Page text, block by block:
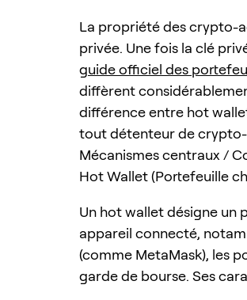
La propriété des crypto-
privée. Une fois la clé
guide officiel des
diffèrent
différence entre hot
tout détenteur de
Mécanismes centraux /
Hot Wallet (Portefeuille
Un hot wallet désigne un
appareil connecté,
(comme MetaMask), les
garde de bourse. Ses